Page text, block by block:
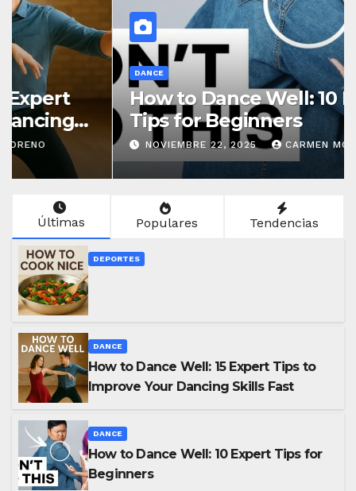
DEPORTES
NOVIEMBRE 22, 2025 CARMEN MORENO
Últimas Populares Tendencias
DEPORTES
DANCE
How to Dance Well: 15 Expert Tips to
Improve Your Dancing Skills Fast
DANCE
How to Dance Well: 10 Expert Tips for
Beginners